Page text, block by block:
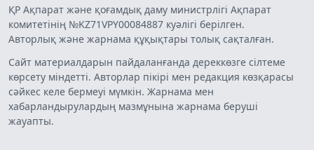
ҚР Ақпарат және қоғамдық даму министрлігі Ақпарат
комитетінің №KZ71VPY00084887 куәлігі берілген.
Авторлық және жарнама құқықтары толық сақталған.
Сайт материалдарын пайдаланғанда дереккөзге сілтеме
көрсету міндетті. Авторлар пікірі мен редакция көзқарасы
сәйкес келе бермеуі мүмкін. Жарнама мен
хабарландырулардың мазмұнына жарнама беруші
жауапты.